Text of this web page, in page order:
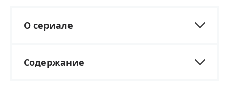
О сериале
Содержание